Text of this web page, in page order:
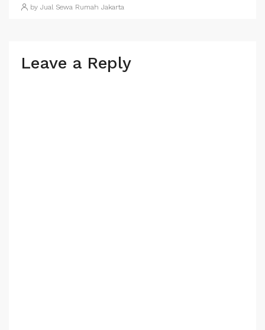
by Jual Sewa Rumah Jakarta
Leave a Reply